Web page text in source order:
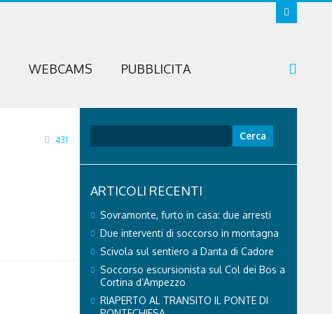
WEBCAMS PUBBLICITA
431
ARTICOLI RECENTI
Sovramonte, furto in casa: due arresti
Due interventi di soccorso in montagna
Scivola sul sentiero a Danta di Cadore
Soccorso escursionista sul Col dei Bos a
Cortina d’Ampezzo
RIAPERTO AL TRANSITO IL PONTE DI